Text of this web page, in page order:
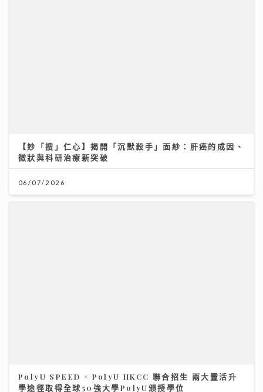
【妙「搜」仁心】揭開「沉默殺手」面紗：肝癌的成因、
徵狀與科研治療新突破
06/07/2026
PolyU SPEED × PolyU HKCC 聯合招生 兩大靈活升
學途徑取得全球50強大學PolyU頒授學位